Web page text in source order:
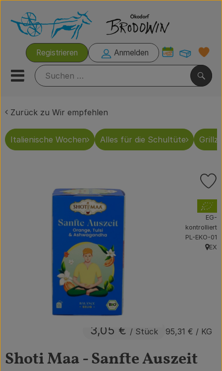
Registrieren Anmelden
Mobiles Menu öffnen oder
Rezeptkisten
Wir empfehlen
Obst & Gemüse
Vorratskammer
Zurück zu Wir empfehlen
Italienische Wochen Alles für die Schultüte
Shoti Maa - Sanfte Auszeit
3,05 € / Stück 95,31 € / KG
, Verband:
EG-
kontrolliert
,PL-EKO-01
,
EX